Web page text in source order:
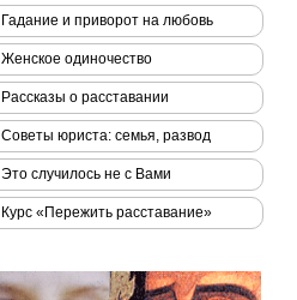
Гадание и приворот на любовь
Женское одиночество
Рассказы о расставании
Советы юриста: семья, развод
Это случилось не с Вами
Курс «Пережить расставание»